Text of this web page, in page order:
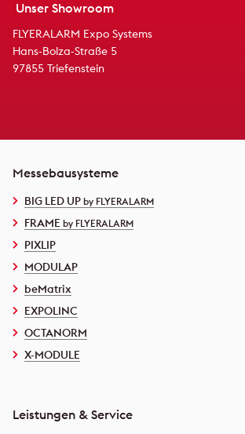
Unser Showroom
FLYERALARM Expo Systems
Hans-Bolza-Straße 5
97855 Triefenstein
Messebausysteme
BIG LED UP by FLYERALARM
FRAME by FLYERALARM
PIXLIP
MODULAP
beMatrix
EXPOLINC
OCTANORM
X-MODULE
Leistungen & Service